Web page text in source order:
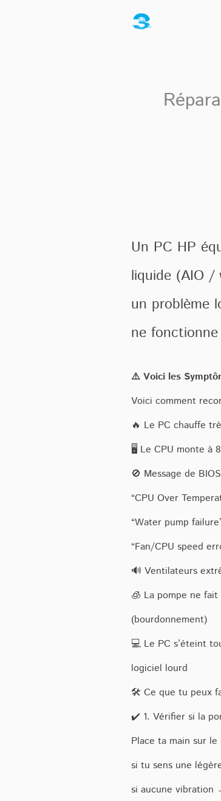
Un PC HP
liquide (AIO /
un problème
ne
⚠️ Voici les
Voici comment
🔥 Le PC chauffe
🖥️ Le CPU monte à
🚫 Message de
“CPU Over
“Water pump
“Fan/CPU speed
🔊 Ventilateurs
🧊 La pompe ne
(bourdonnement)
💻 Le PC s’éteint
logiciel lourd
🛠️ Ce que tu peux
✔️ 1. Vérifier si la
Place ta main sur le
si tu sens une
si aucune vibration